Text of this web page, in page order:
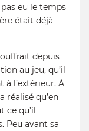
eu le temps
était déjà
depuis
au jeu, qu’il
à l’extérieur. À
réalisé qu’en
ce qu’il
Peu avant sa